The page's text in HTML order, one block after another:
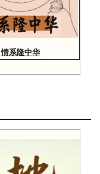
情系隆中华